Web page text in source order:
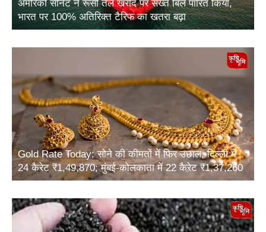
अमेरिकी सीनेट ने रूसी तेल खरीद पर सख्त बिल पारित किया,
भारत पर 100% अतिरिक्त टैरिफ का खतरा बढ़ा
Gold Rate Today: सोने की कीमतों में फिर उछाल, दिल्ली में
24 कैरेट ₹1,49,870; मुंबई-कोलकाता में 22 कैरेट ₹1,37,260